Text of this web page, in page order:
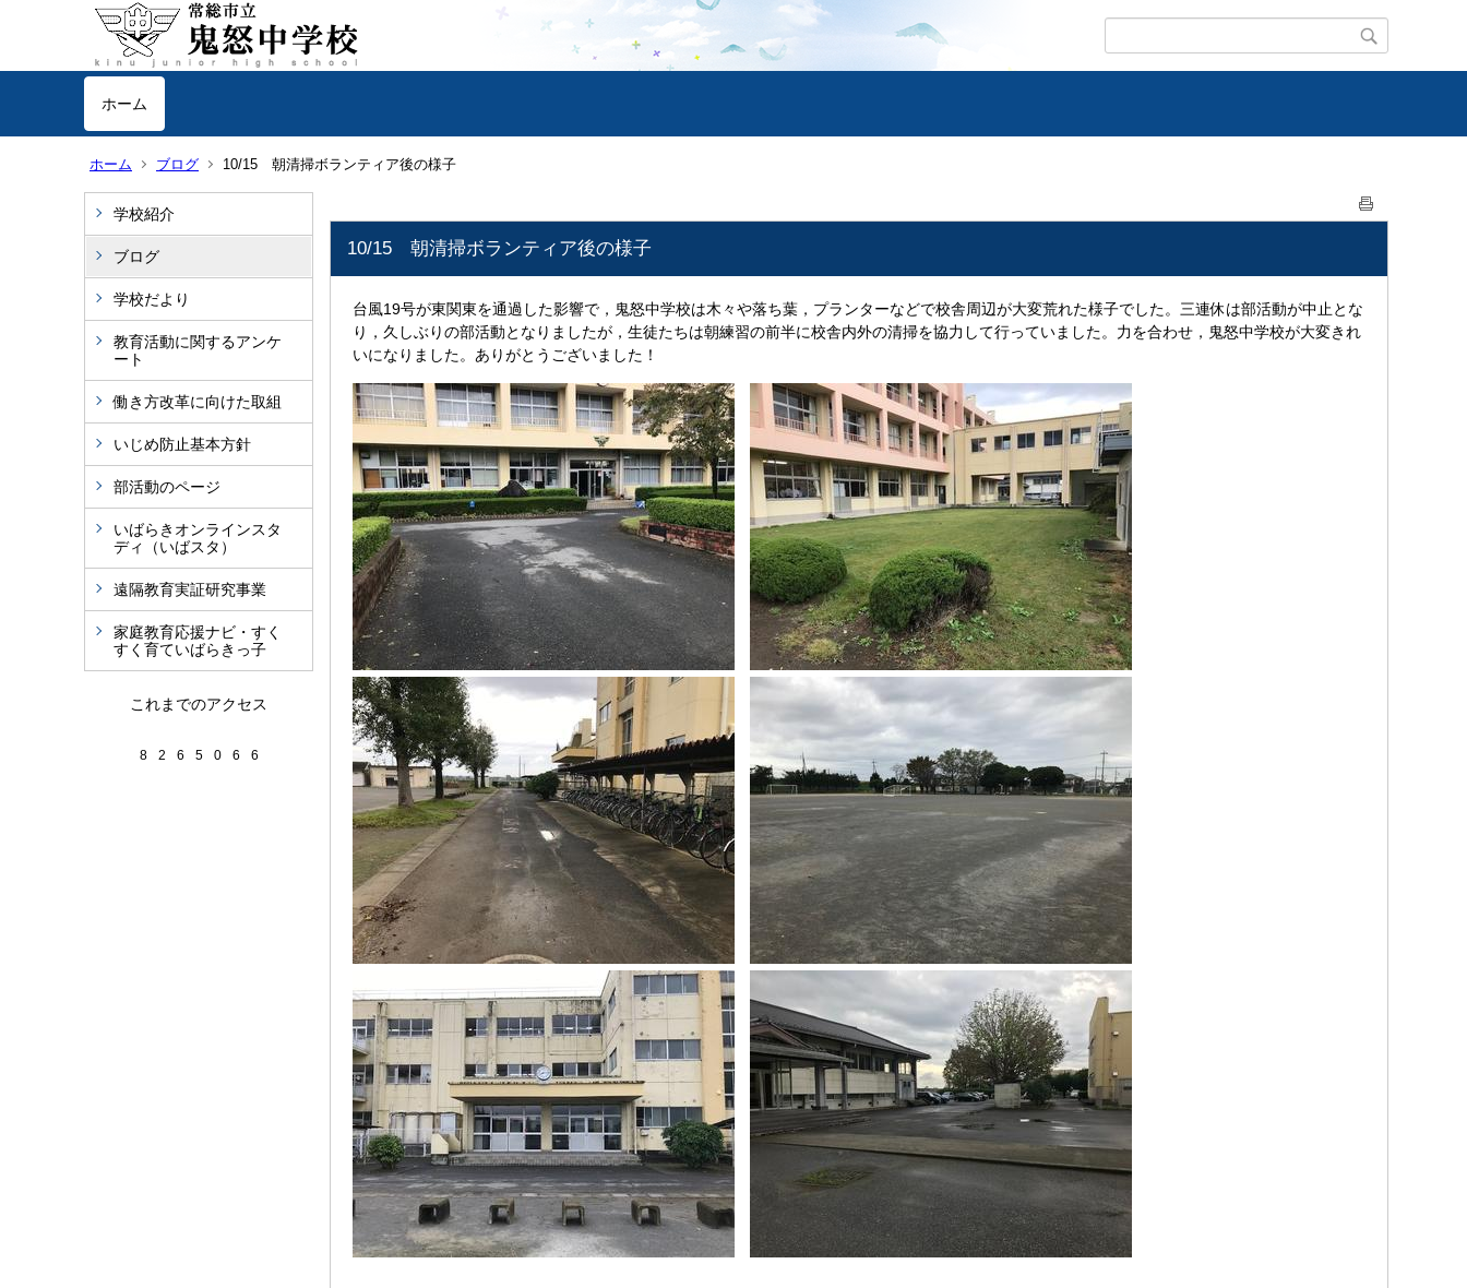
ホーム
ホーム ブログ 10/15 朝清掃ボランティア後の様子
学校紹介
ブログ
学校だより
教育活動に関するアンケ
ート
働き方改革に向けた取組
いじめ防止基本方針
部活動のページ
いばらきオンラインスタ
ディ（いばスタ）
遠隔教育実証研究事業
家庭教育応援ナビ・すく
すく育ていばらきっ子
これまでのアクセス
8 2 6 5 0 6 6
10/15 朝清掃ボランティア後の様子
台風19号が東関東を通過した影響で，鬼怒中学校は木々や落ち葉，プランターなどで校舎周辺が大変荒れた様子でした。三連休は部活動が中止とな
り，久しぶりの部活動となりましたが，生徒たちは朝練習の前半に校舎内外の清掃を協力して行っていました。力を合わせ，鬼怒中学校が大変きれ
いになりました。ありがとうございました！